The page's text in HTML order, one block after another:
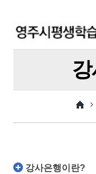
강사은행이란?